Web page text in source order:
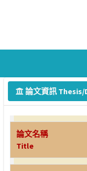
論文資訊
論文名稱
Title